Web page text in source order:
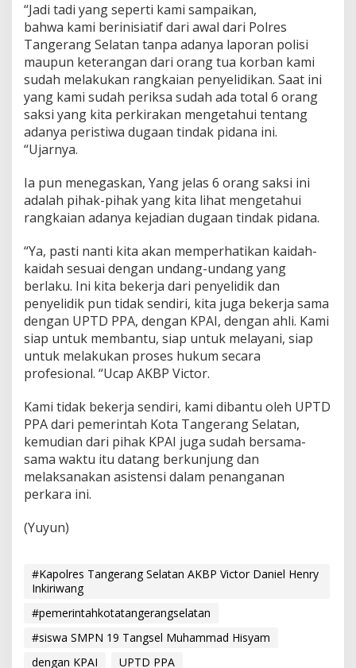
“Jadi tadi yang seperti kami sampaikan,
bahwa kami berinisiatif dari awal dari Polres
Tangerang Selatan tanpa adanya laporan polisi
maupun keterangan dari orang tua korban kami
sudah melakukan rangkaian penyelidikan. Saat ini
yang kami sudah periksa sudah ada total 6 orang
saksi yang kita perkirakan mengetahui tentang
adanya peristiwa dugaan tindak pidana ini.
“Ujarnya.
Ia pun menegaskan, Yang jelas 6 orang saksi ini
adalah pihak-pihak yang kita lihat mengetahui
rangkaian adanya kejadian dugaan tindak pidana.
“Ya, pasti nanti kita akan memperhatikan kaidah-
kaidah sesuai dengan undang-undang yang
berlaku. Ini kita bekerja dari penyelidik dan
penyelidik pun tidak sendiri, kita juga bekerja sama
dengan UPTD PPA, dengan KPAI, dengan ahli. Kami
siap untuk membantu, siap untuk melayani, siap
untuk melakukan proses hukum secara
profesional. “Ucap AKBP Victor.
Kami tidak bekerja sendiri, kami dibantu oleh UPTD
PPA dari pemerintah Kota Tangerang Selatan,
kemudian dari pihak KPAI juga sudah bersama-
sama waktu itu datang berkunjung dan
melaksanakan asistensi dalam penanganan
perkara ini.
(Yuyun)
#Kapolres Tangerang Selatan AKBP Victor Daniel Henry
Inkiriwang
#pemerintahkotatangerangselatan
#siswa SMPN 19 Tangsel Muhammad Hisyam
dengan KPAI
UPTD PPA